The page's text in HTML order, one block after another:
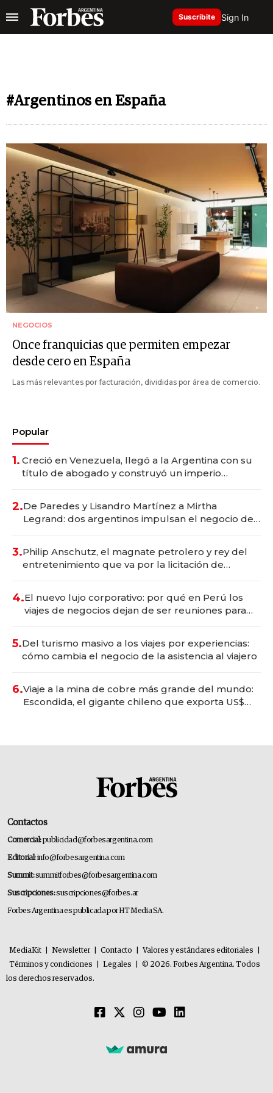
Suscribite Sign In
#Argentinos en España
NEGOCIOS
Once franquicias que permiten empezar
desde cero en España
Las más relevantes por facturación, divididas por área de comercio.
Popular
1. Creció en Venezuela, llegó a la Argentina con su
título de abogado y construyó un imperio
2.De Paredes y Lisandro Martínez a Mirtha
Legrand: dos argentinos impulsan el negocio del
3.Philip Anschutz, el magnate petrolero y rey del
entretenimiento que va por la licitación de
4.El nuevo lujo corporativo: por qué en Perú los
viajes de negocios dejan de ser reuniones para
5.Del turismo masivo a los viajes por experiencias:
cómo cambia el negocio de la asistencia al viajero
6.Viaje a la mina de cobre más grande del mundo:
Escondida, el gigante chileno que exporta US$
Contactos
Comercial:publicidad@forbesargentina.com
Editorial:info@forbesargentina.com
Summit:summitforbes@forbesargentina.com
Suscripciones:suscripciones@forbes.ar
Forbes Argentina es publicada por HT Media SA.
MediaKit Newsletter Contacto Valores y estándares editoriales
Términos y condiciones
Legales
© 2026. Forbes Argentina. Todos
los derechos reservados.